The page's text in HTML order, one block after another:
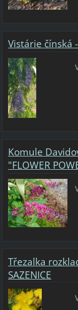
Vistárie čínská
Komule
"FLOWER
Třezalka
SAZENICE